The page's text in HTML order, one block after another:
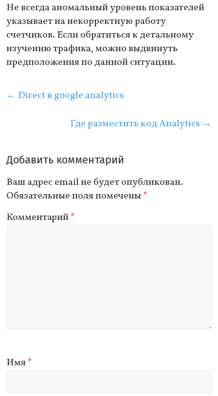
Не всегда аномальный уровень показателей
указывает на некорректную работу
счетчиков. Если обратиться к детальному
изучению трафика, можно выдвинуть
предположения по данной ситуации.
← Direct в google analytics
Где разместить код Analytics →
Добавить комментарий
Ваш адрес email не будет опубликован.
Обязательные поля помечены*
Комментарий*
Имя*